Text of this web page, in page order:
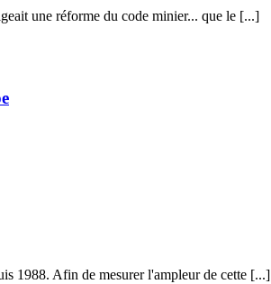
une réforme du code minier... que le [...]
1988. Afin de mesurer l'ampleur de cette [...]